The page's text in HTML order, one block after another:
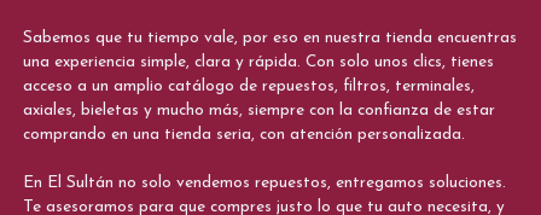
Sabemos que tu tiempo vale, por eso en nuestra tienda encuentras
una experiencia simple, clara y rápida. Con solo unos clics, tienes
acceso a un amplio catálogo de repuestos, filtros, terminales,
axiales, bieletas y mucho más, siempre con la confianza de estar
comprando en una tienda seria, con atención personalizada.
En El Sultán no solo vendemos repuestos, entregamos soluciones.
Te asesoramos para que compres justo lo que tu auto necesita, y